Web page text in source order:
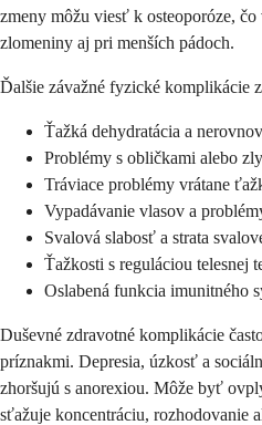
zmeny môžu viesť k osteoporóze,
zlomeniny aj pri menších pádoch.
Ďalšie závažné fyzické komplikácie
Ťažká dehydratácia a
Problémy s obličkami alebo
Tráviace problémy vrátane
Vypadávanie vlasov a
Svalová slabosť a strata
Ťažkosti s reguláciou telesnej
Oslabená funkcia imunitného
Duševné zdravotné komplikácie
príznakmi. Depresia, úzkosť a
zhoršujú s anorexiou. Môže byť
sťažuje koncentráciu, rozhodovanie